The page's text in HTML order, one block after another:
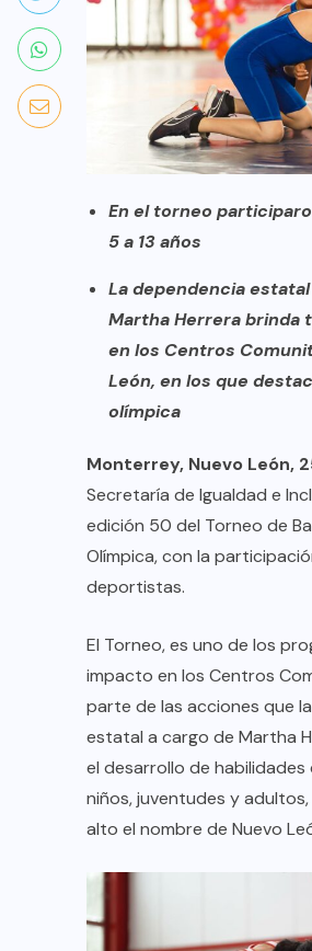
En el torneo
5 a 13 años
La dependencia
Martha Herrera brinda
en los Centros
León, en los que
olímpica
Monterrey, Nuevo León,
Secretaría de Igualdad e
edición 50 del Torneo de
Olímpica, con la
deportistas.
El Torneo, es uno de los
impacto en los Centros
parte de las acciones que
estatal a cargo de Martha
el desarrollo de
niños, juventudes y
alto el nombre de Nuevo